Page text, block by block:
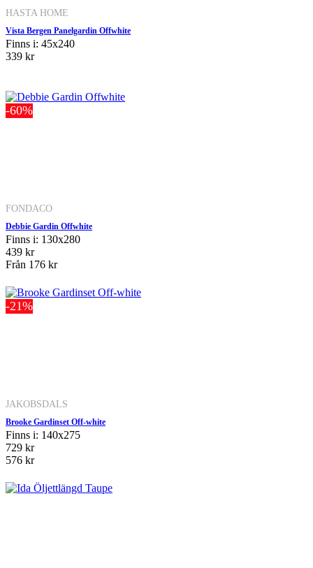
HASTA HOME
Vista Bergen Panelgardin Offwhite
Finns i: 45x240
339 kr
-60%
FONDACO
Debbie Gardin Offwhite
Finns i: 130x280
439 kr
Från 176 kr
-21%
JAKOBSDALS
Brooke Gardinset Off-white
Finns i: 140x275
729 kr
576 kr